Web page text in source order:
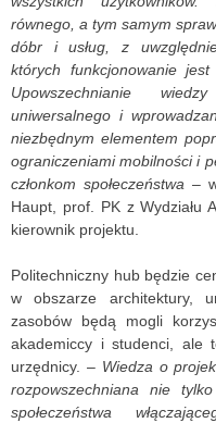
równego, a tym samym
dóbr i usług, z
których funkcjonowanie
Upowszechnianie
uniwersalnego i
niezbędnym elementem
ograniczeniami mobilności i
członkom społeczeństwa –
Haupt, prof. PK z Wydziału
kierownik projektu.
Politechniczny hub będzie
w obszarze architektury,
zasobów będą mogli
akademiccy i studenci, ale
urzędnicy. – Wiedza o
rozpowszechniana nie
społeczeństwa